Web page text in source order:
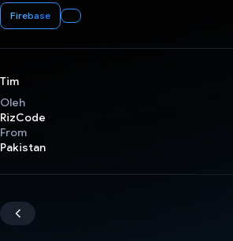
Firebase
Tim
Oleh
RizCode
From
Pakistan